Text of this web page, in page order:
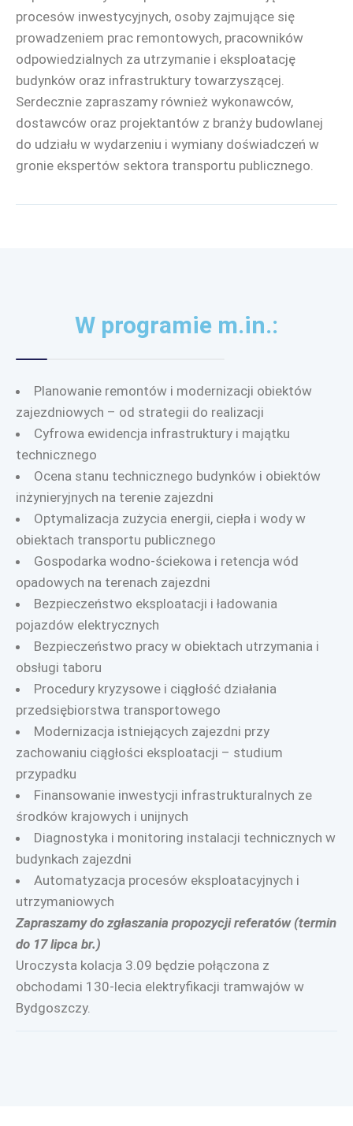
procesów inwestycyjnych, osoby zajmujące się
prowadzeniem prac remontowych, pracowników
odpowiedzialnych za utrzymanie i eksploatację
budynków oraz infrastruktury towarzyszącej.
Serdecznie zapraszamy również wykonawców,
dostawców oraz projektantów z branży budowlanej
do udziału w wydarzeniu i wymiany doświadczeń w
gronie ekspertów sektora transportu publicznego.
W programie m.in.:
Planowanie remontów i modernizacji obiektów
zajezdniowych – od strategii do realizacji
Cyfrowa ewidencja infrastruktury i majątku
technicznego
Ocena stanu technicznego budynków i obiektów
inżynieryjnych na terenie zajezdni
Optymalizacja zużycia energii, ciepła i wody w
obiektach transportu publicznego
Gospodarka wodno-ściekowa i retencja wód
opadowych na terenach zajezdni
Bezpieczeństwo eksploatacji i ładowania
pojazdów elektrycznych
Bezpieczeństwo pracy w obiektach utrzymania i
obsługi taboru
Procedury kryzysowe i ciągłość działania
przedsiębiorstwa transportowego
Modernizacja istniejących zajezdni przy
zachowaniu ciągłości eksploatacji – studium
przypadku
Finansowanie inwestycji infrastrukturalnych ze
środków krajowych i unijnych
Diagnostyka i monitoring instalacji technicznych w
budynkach zajezdni
Automatyzacja procesów eksploatacyjnych i
utrzymaniowych
Zapraszamy do zgłaszania propozycji referatów (termin
do 17 lipca br.)
Uroczysta kolacja 3.09 będzie połączona z
obchodami 130-lecia elektryfikacji tramwajów w
Bydgoszczy.